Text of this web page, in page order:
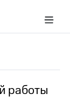
работы